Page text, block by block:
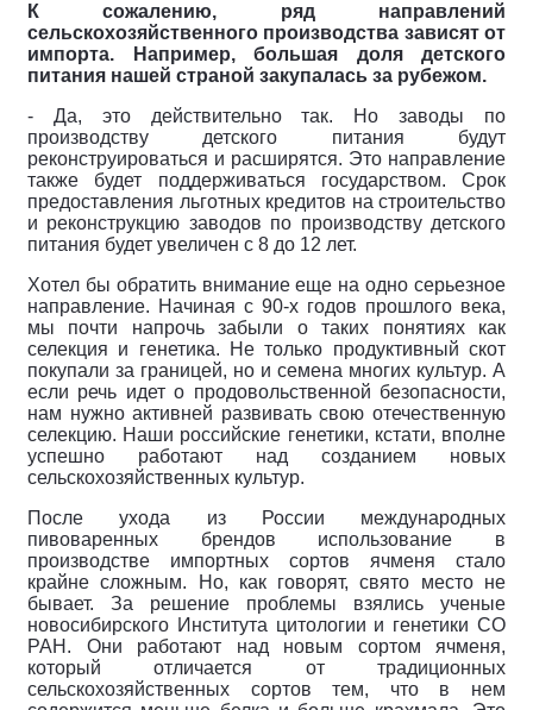
К сожалению, ряд направлений
сельскохозяйственного производства зависят от
импорта. Например, большая доля детского
питания нашей страной закупалась за рубежом.
- Да, это действительно так. Но заводы по
производству детского питания будут
реконструироваться и расширятся. Это направление
также будет поддерживаться государством. Срок
предоставления льготных кредитов на строительство
и реконструкцию заводов по производству детского
питания будет увеличен с 8 до 12 лет.
Хотел бы обратить внимание еще на одно серьезное
направление. Начиная с 90-х годов прошлого века,
мы почти напрочь забыли о таких понятиях как
селекция и генетика. Не только продуктивный скот
покупали за границей, но и семена многих культур. А
если речь идет о продовольственной безопасности,
нам нужно активней развивать свою отечественную
селекцию. Наши российские генетики, кстати, вполне
успешно работают над созданием новых
сельскохозяйственных культур.
После ухода из России международных
пивоваренных брендов использование в
производстве импортных сортов ячменя стало
крайне сложным. Но, как говорят, свято место не
бывает. За решение проблемы взялись ученые
новосибирского Института цитологии и генетики СО
РАН. Они работают над новым сортом ячменя,
который отличается от традиционных
сельскохозяйственных сортов тем, что в нем